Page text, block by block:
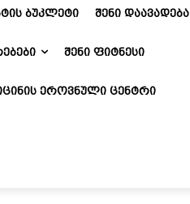
ᲑᲣᲙᲚᲔᲢᲘ ᲨᲔᲜᲘ ᲓᲐᲐᲕᲐᲓᲔᲑᲐ
ᲨᲔᲜᲘ ᲤᲘᲢᲜᲔᲡᲘ
ᲔᲠᲝᲕᲜᲣᲚᲘ ᲪᲔᲜᲢᲠᲘ